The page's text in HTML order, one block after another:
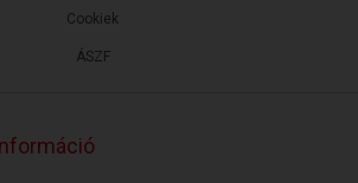
ÁSZF
Cookiek